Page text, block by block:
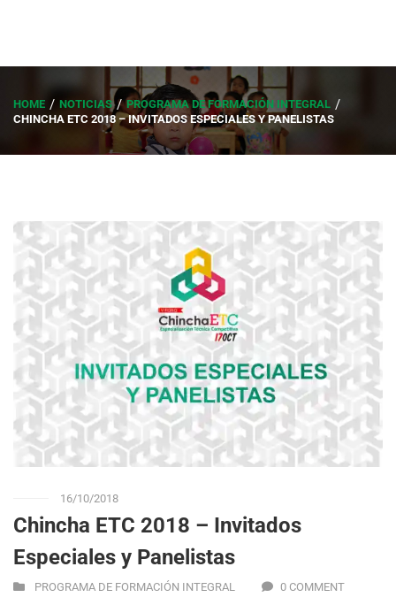
HOME NOTICIAS
PROGRAMA DE FORMACIÓN INTEGRAL
CHINCHA ETC 2018 – INVITADOS ESPECIALES Y PANELISTAS
16/10/2018
Chincha ETC 2018 – Invitados
Especiales y Panelistas
PROGRAMA DE FORMACIÓN INTEGRAL 0 COMMENT